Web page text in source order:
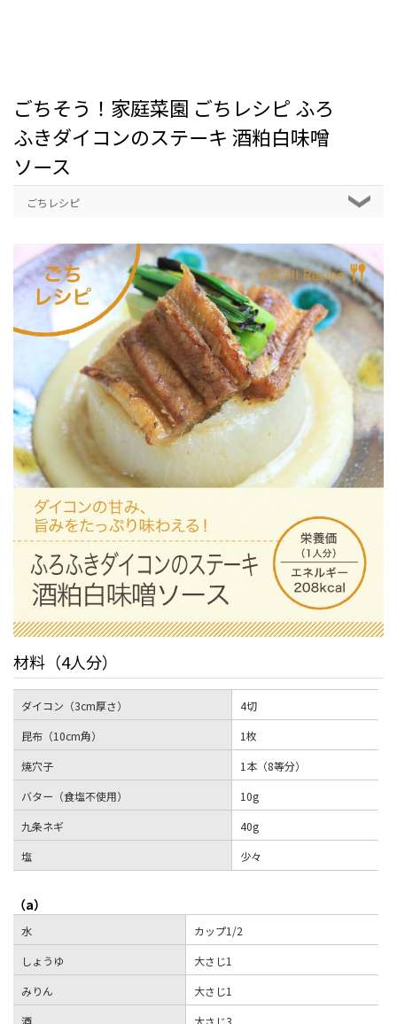
ごちそう！家庭菜園 ごちレシピ ふろ
ふきダイコンのステーキ 酒粕白味噌
ソース
ごちレシピ
材料（4人分）
ダイコン（3cm厚さ）
4切
昆布（10cm角）
1枚
焼穴子
1本（8等分）
バター（食塩不使用）
10g
九条ネギ
40g
塩
少々
（a）
水
カップ1/2
しょうゆ
大さじ1
みりん
大さじ1
酒
大さじ3